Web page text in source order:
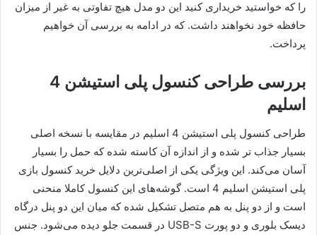
را که خواستید خریداری کنید این دو مدل هیچ تفاوتی به غیر از میزان
حافظه خود نخواهند داشت. که در ادامه به بررسی آن خواهیم
پرداخت.
بررسی طراحی کنسول پلی استیشن 4
اسلیم
طراحی کنسول پلی استیشن 4 اسلیم در مقایسه با نسخه اصلی
بسیار جذاب تر شده و از اندازه آن کاسته شده که حمل را بسیار
آسان می‌کند. این ویژگی یکی از اصلی‌ترین دلایل خرید کنسول بازی
پلی استیشن اسلیم 4 است. گوشه‌های این کنسول کاملا منحنی
است و از دو پنل به هم متصل تشکیل شده که میان این دو پنل درگاه
دیسک بلوری و دو پورت USB-S در قسمت جلو دیده می‌شود. جنس